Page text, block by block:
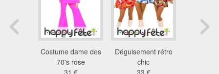
Costume dame des
70's rose
31 €
Déguisement rétro
chic
33 €